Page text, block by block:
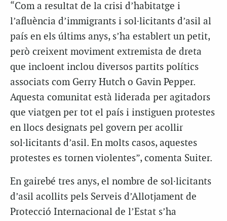
“Com a resultat de la crisi d’habitatge i
l’afluència d’immigrants i sol·licitants d’asil al
país en els últims anys, s’ha establert un petit,
però creixent moviment extremista de dreta
que incloent inclou diversos partits polítics
associats com Gerry Hutch o Gavin Pepper.
Aquesta comunitat està liderada per agitadors
que viatgen per tot el país i instiguen protestes
en llocs designats pel govern per acollir
sol·licitants d’asil. En molts casos, aquestes
protestes es tornen violentes”, comenta Suiter.
En gairebé tres anys, el nombre de sol·licitants
d’asil acollits pels Serveis d’Allotjament de
Protecció Internacional de l’Estat s’ha